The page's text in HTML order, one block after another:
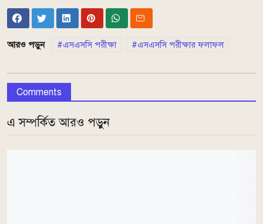
আরও পড়ুন এসএসসি পরীক্ষা এসএসসি পরীক্ষার ফলাফল
Comments
এ সম্পর্কিত আরও পড়ুন